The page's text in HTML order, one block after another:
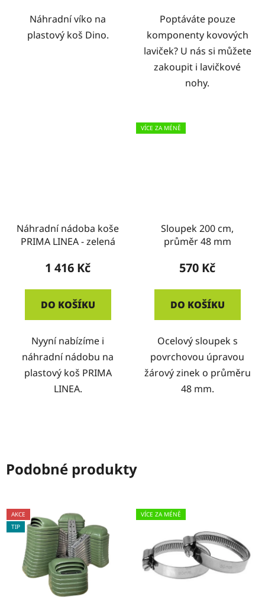
Náhradní víko na
plastový koš Dino.
Poptáváte pouze
komponenty kovových
laviček? U nás si můžete
zakoupit i lavičkové
nohy.
Náhradní nádoba koše
PRIMA LINEA - zelená
1 416 Kč
DO KOŠÍKU
Nyyní nabízíme i
náhradní nádobu na
plastový koš PRIMA
LINEA.
VÍCE ZA MÉNĚ
Sloupek 200 cm,
průměr 48 mm
570 Kč
DO KOŠÍKU
Ocelový sloupek s
povrchovou úpravou
žárový zinek o průměru
48 mm.
Podobné produkty
AKCE
TIP
VÍCE ZA MÉNĚ